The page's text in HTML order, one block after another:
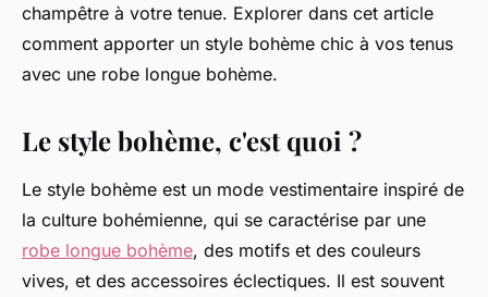
champêtre à votre tenue. Explorer dans cet article
comment apporter un style bohème chic à vos tenus
avec une robe longue bohème.
Le style bohème, c'est quoi ?
Le style bohème est un mode vestimentaire inspiré de
la culture bohémienne, qui se caractérise par une
robe longue bohème, des motifs et des couleurs
vives, et des accessoires éclectiques. Il est souvent